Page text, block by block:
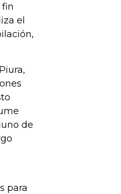
fin
el
de
para